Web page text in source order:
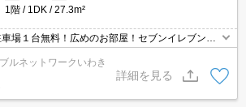
1階
1DK 27.3m²
場１台無料！広めのお部屋！セブンイレブンい
まで徒歩3分！マルトSC平尼子店まで徒歩6分！
す！
ルネットワークいわき
詳細を見る